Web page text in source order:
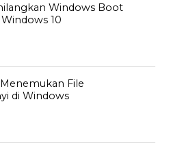
Windows Boot
10
File
di Windows